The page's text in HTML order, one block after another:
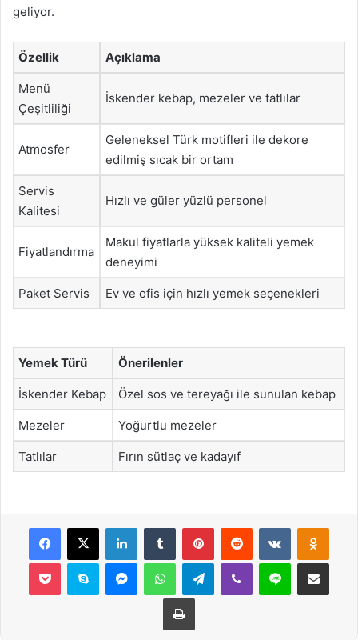
geliyor.
Özellik Açıklama
Menü
Çeşitliliği
İskender kebap, mezeler ve tatlılar
Atmosfer
Geleneksel Türk motifleri ile dekore
edilmiş sıcak bir ortam
Servis
Kalitesi
Hızlı ve güler yüzlü personel
Fiyatlandırma
Makul fiyatlarla yüksek kaliteli yemek
deneyimi
Paket Servis Ev ve ofis için hızlı yemek seçenekleri
Yemek Türü Önerilenler
İskender Kebap Özel sos ve tereyağı ile sunulan kebap
Mezeler Yoğurtlu mezeler
Tatlılar Fırın sütlaç ve kadayıf
Facebook
X LinkedInTumblr PinterestReddit VKontakte
Pocket Skype MessengerWhatsAppTelegramViber Line E-Posta ile
Yazdır